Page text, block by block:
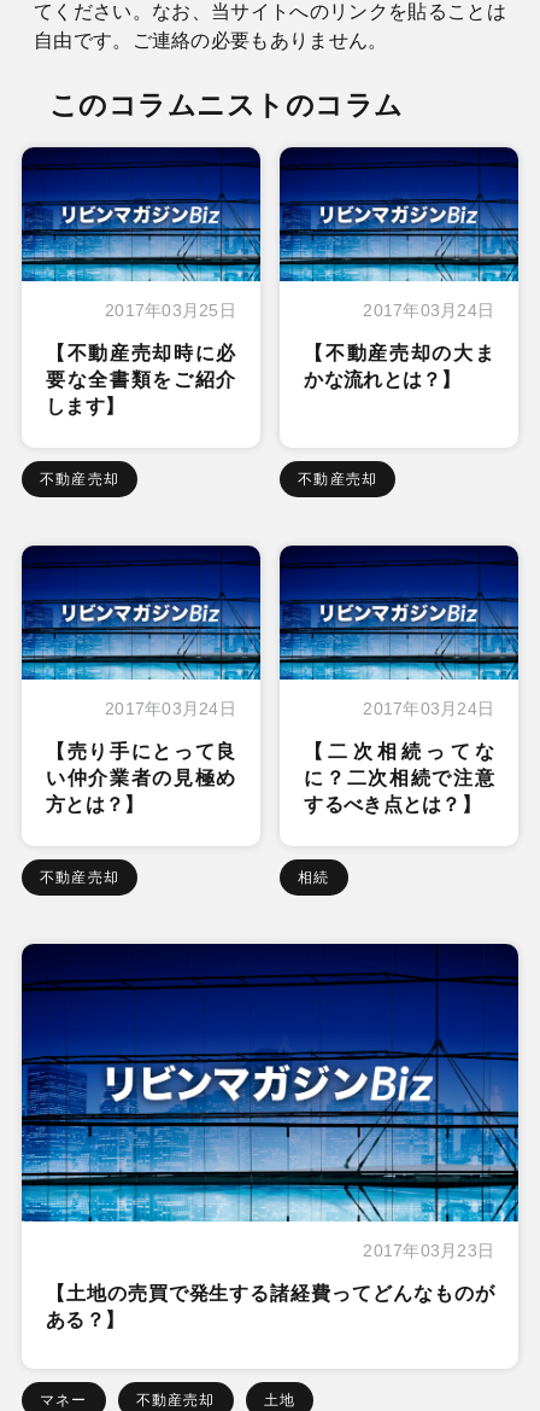
てください。なお、当サイトへのリンクを貼ることは
自由です。ご連絡の必要もありません。
このコラムニストのコラム
2017年03月25日
【不動産売却時に必
要な全書類をご紹介
します】
不動産売却
2017年03月24日
【不動産売却の大ま
かな流れとは？】
不動産売却
2017年03月24日
【売り手にとって良
い仲介業者の見極め
方とは？】
不動産売却
2017年03月24日
【二次相続ってな
に？二次相続で注意
するべき点とは？】
相続
2017年03月23日
【土地の売買で発生する諸経費ってどんなものが
ある？】
マネー 不動産売却 土地